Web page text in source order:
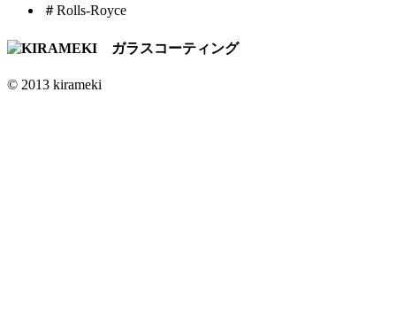
＃Rolls-Royce
© 2013 kirameki